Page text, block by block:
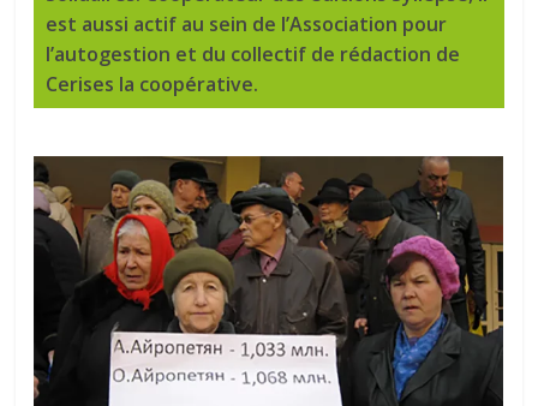
est aussi actif au sein de l’Association pour
l’autogestion et du collectif de rédaction de
Cerises la coopérative.